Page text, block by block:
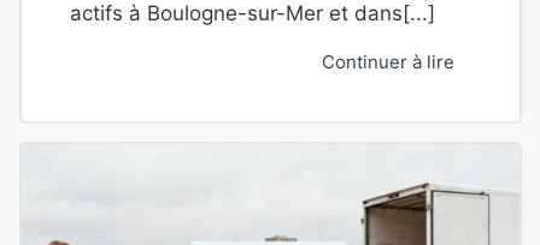
actifs à Boulogne-sur-Mer et dans[...]
Continuer à lire